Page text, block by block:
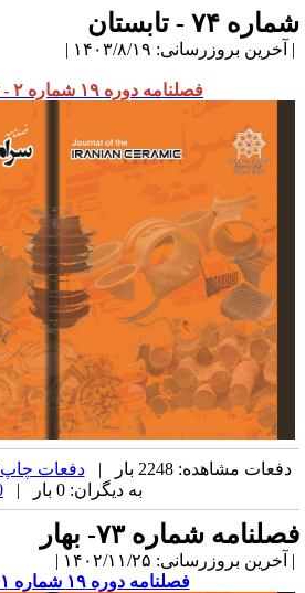
۷۴ - تابستان
بروزرسانی: ۱۴۰۳/۸/۱۹ |
فصلنامه دوره ۱۹ شماره ۲ - تابستان ۱۴۰۲
دفعات مشاهده: 2248 بار | دفعات چاپ: 281 بار
به دیگران: 0 بار |
شماره ۷۳- بهار
بروزرسانی: ۱۴۰۲/۱۱/۲۵ |
فصلنامه دوره ۱۹ شماره ۱ - بهار ۱۴۰۲